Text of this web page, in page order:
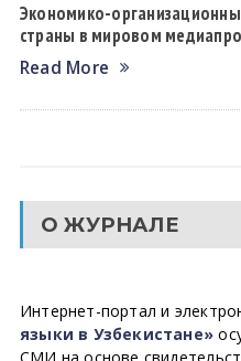
Экономико-
страны в мировом
Read More
О ЖУРНАЛЕ
Интернет-портал и
языки в Узбекистане»